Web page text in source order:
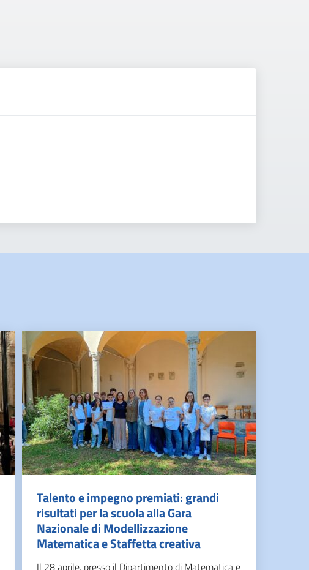
Talento e impegno premiati: grandi
risultati per la scuola alla Gara
Nazionale di Modellizzazione
Matematica e Staffetta creativa
Il 28 aprile, presso il Dipartimento di Matematica e